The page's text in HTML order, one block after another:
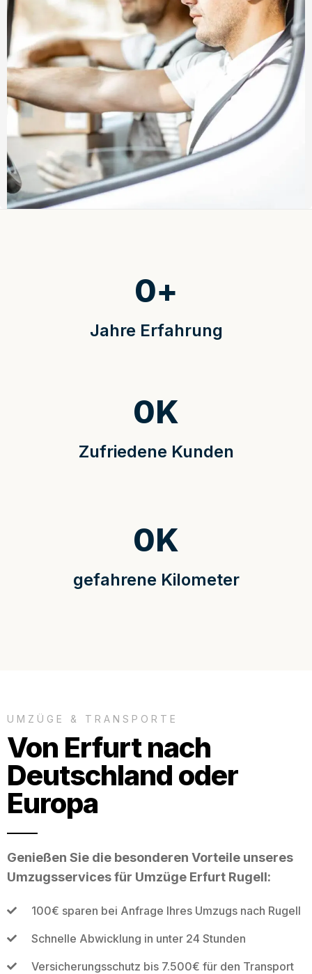
Jahre Erfahrung
0+
Zufriedene Kunden
0K
gefahrene Kilometer
0K
UMZÜGE & TRANSPORTE
Von Erfurt nach
Deutschland oder
Europa
Genießen Sie die besonderen Vorteile unseres
Umzugsservices für Umzüge Erfurt Rugell:
100€ sparen bei Anfrage Ihres Umzugs nach Rugell
Schnelle Abwicklung in unter 24 Stunden
Versicherungsschutz bis 7.500€ für den Transport